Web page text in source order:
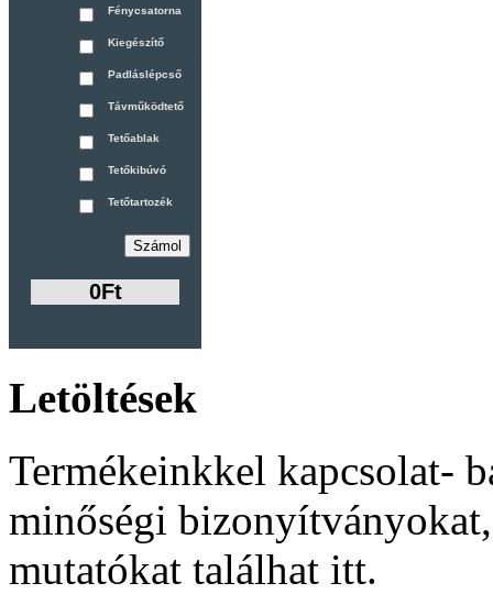
Fénycsatorna
Kiegészítő
Padláslépcső
Távműködtető
Tetőablak
Tetőkibúvó
Tetőtartozék
0Ft
Letöltések
Termékeinkkel kapcsolat-
minőségi
mutatókat találhat itt.